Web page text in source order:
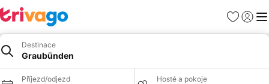
Oblíbené
Destinace
Graubünden
Příjezd/odjezd Hosté a pokoje